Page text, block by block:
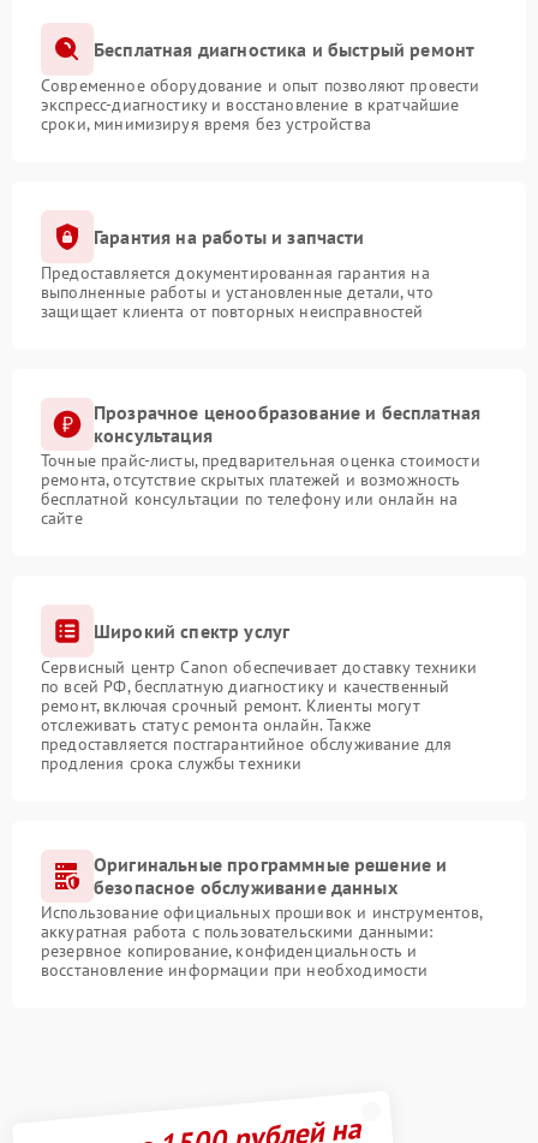
Бесплатная диагностика и быстрый ремонт
Современное оборудование и опыт позволяют провести
экспресс-диагностику и восстановление в кратчайшие
сроки, минимизируя время без устройства
Гарантия на работы и запчасти
Предоставляется документированная гарантия на
выполненные работы и установленные детали, что
защищает клиента от повторных неисправностей
Прозрачное ценообразование и бесплатная
консультация
Точные прайс-листы, предварительная оценка стоимости
ремонта, отсутствие скрытых платежей и возможность
бесплатной консультации по телефону или онлайн на
сайте
Широкий спектр услуг
Сервисный центр Canon обеспечивает доставку техники
по всей РФ, бесплатную диагностику и качественный
ремонт, включая срочный ремонт. Клиенты могут
отслеживать статус ремонта онлайн. Также
предоставляется постгарантийное обслуживание для
продления срока службы техники
Оригинальные программные решение и
безопасное обслуживание данных
Использование официальных прошивок и инструментов,
аккуратная работа с пользовательскими данными:
резервное копирование, конфиденциальность и
восстановление информации при необходимости